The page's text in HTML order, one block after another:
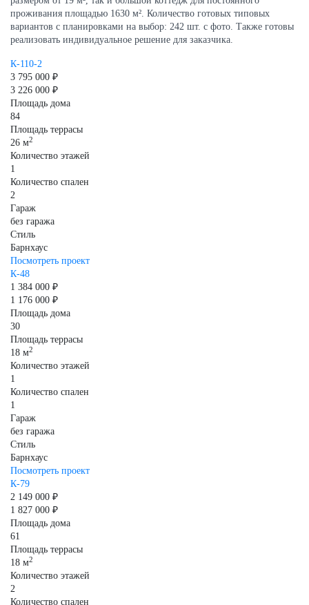
проживания площадью 1630 м². Количество готовых типовых
вариантов с планировками на выбор: 242 шт. с фото. Также готовы
реализовать индивидуальное решение для заказчика.
К-110-2
3 795 000 ₽
3 226 000 ₽
Площадь дома
84
Площадь террасы
26 м2
Количество этажей
1
Количество спален
2
Гараж
без гаража
Стиль
Барнхаус
Посмотреть проект
К-48
1 384 000 ₽
1 176 000 ₽
Площадь дома
30
Площадь террасы
18 м2
Количество этажей
1
Количество спален
1
Гараж
без гаража
Стиль
Барнхаус
Посмотреть проект
К-79
2 149 000 ₽
1 827 000 ₽
Площадь дома
61
Площадь террасы
18 м2
Количество этажей
2
Количество спален